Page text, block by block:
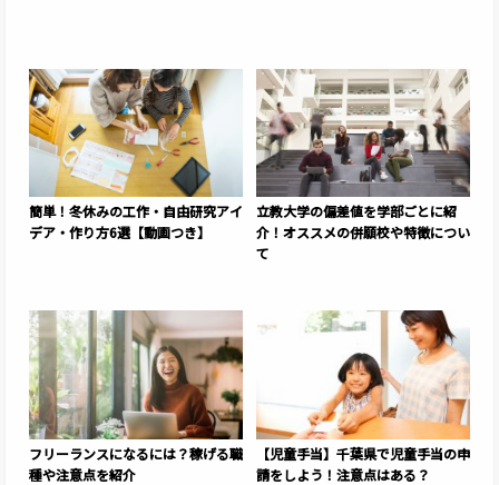
簡単！冬休みの工作・自由研究アイ
デア・作り方6選【動画つき】
立教大学の偏差値を学部ごとに紹
介！オススメの併願校や特徴につい
て
フリーランスになるには？稼げる職
種や注意点を紹介
【児童手当】千葉県で児童手当の申
請をしよう！注意点はある？